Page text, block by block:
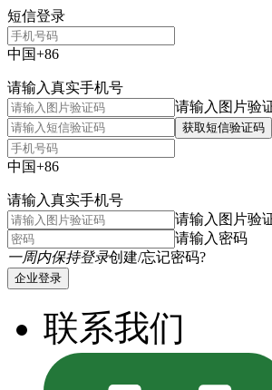
短信登录
中国+86
请输入真实手机号
请输入图片验
获取短信验证码
中国+86
请输入真实手机号
请输入图片验
请输入密码
一周内保持登录创建/忘记密码?
企业登录
联系我们